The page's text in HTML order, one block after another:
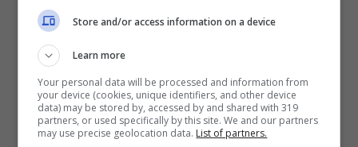
– videogiochi.com
Il gioco in questione è 2XKO e l’idea è quella di
costruire un gioco che possa in qualche modo
competere nello spazio in cui ora si muovono
titoli multiplayer comeMarvel Rivals.
Store and/or access information on a device
Learn more
Your personal data will be processed and information from
your device (cookies, unique identifiers, and other device
data) may be stored by, accessed by and shared with 319
partners, or used specifically by this site. We and our partners
may use precise geolocation data. List of partners.